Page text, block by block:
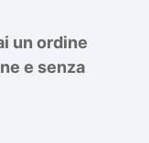
un ordine
e senza